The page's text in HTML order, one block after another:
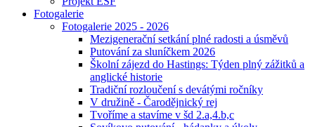
Fotogalerie
Fotogalerie 2025 - 2026
Mezigenerační setkání plné radosti a úsměvů
Putování za sluníčkem 2026
Školní zájezd do Hastings: Týden plný zážitků a
anglické historie
Tradiční rozloučení s devátými ročníky
V družině - Čarodějnický rej
Tvoříme a stavíme v šd 2.a,4.b,c